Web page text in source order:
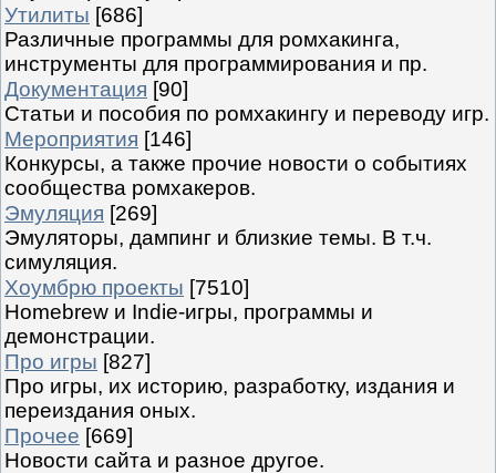
Утилиты [686]
Различные программы для ромхакинга,
инструменты для программирования и пр.
Документация [90]
Статьи и пособия по ромхакингу и переводу игр.
Мероприятия [146]
Конкурсы, а также прочие новости о событиях
сообщества ромхакеров.
Эмуляция [269]
Эмуляторы, дампинг и близкие темы. В т.ч.
симуляция.
Хоумбрю проекты [7510]
Homebrew и Indie-игры, программы и
демонстрации.
Про игры [827]
Про игры, их историю, разработку, издания и
переиздания оных.
Прочее [669]
Новости сайта и разное другое.